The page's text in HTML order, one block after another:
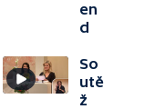
en
d
So
utě
ž